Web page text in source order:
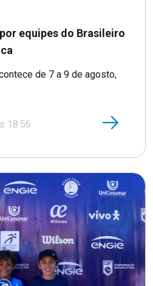
equipes do Brasileiro
de 7 a 9 de agosto,
18:56